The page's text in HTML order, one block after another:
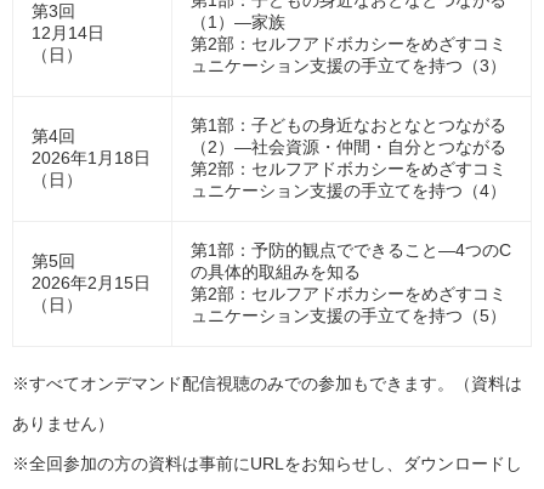
第3回
12月14日
（日）
（1）―家族
第2部：セルフアドボカシーをめざすコミ
ュニケーション支援の手立てを持つ（3）
第4回
2026年1月18日
（日）
第1部：子どもの身近なおとなとつながる
（2）―社会資源・仲間・自分とつながる
第2部：セルフアドボカシーをめざすコミ
ュニケーション支援の手立てを持つ（4）
第5回
2026年2月15日
（日）
第1部：予防的観点でできること―4つのC
の具体的取組みを知る
第2部：セルフアドボカシーをめざすコミ
ュニケーション支援の手立てを持つ（5）
※すべてオンデマンド配信視聴のみでの参加もできます。（資料は
ありません）
※全回参加の方の資料は事前にURLをお知らせし、ダウンロードし